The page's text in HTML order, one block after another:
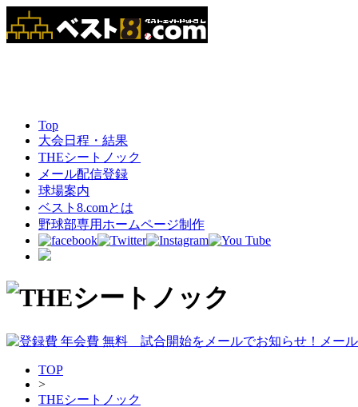
Top
大会日程・結果
THEシートノック
メール配信登録
球場案内
ベスト8.comとは
野球部専用ホームページ制作
TOP
>
THEシートノック